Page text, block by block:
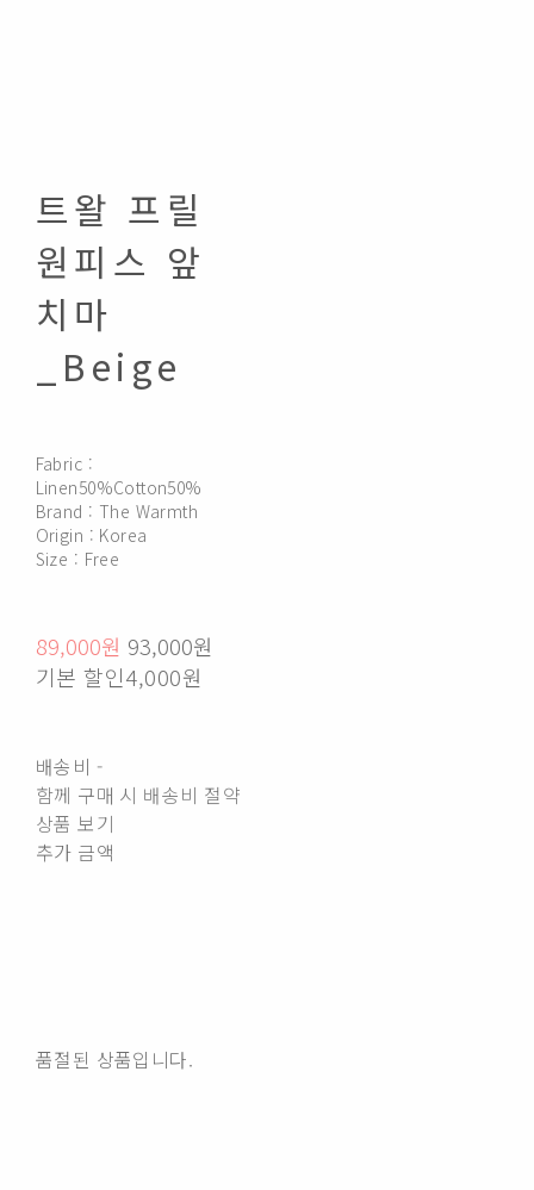
트왈 프릴
원피스 앞
치마
_Beige
Fabric :
Linen50%Cotton50%
Brand : The Warmth
Origin : Korea
Size : Free
89,000원 93,000원
기본 할인4,000원
배송비 -
함께 구매 시 배송비 절약
상품 보기
추가 금액
품절된 상품입니다.